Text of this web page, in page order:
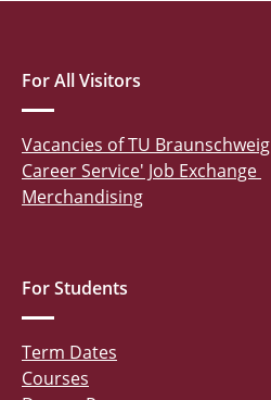
For All Visitors
Vacancies of TU Braunschweig
Career Service' Job Exchange
Merchandising
For Students
Term Dates
Courses